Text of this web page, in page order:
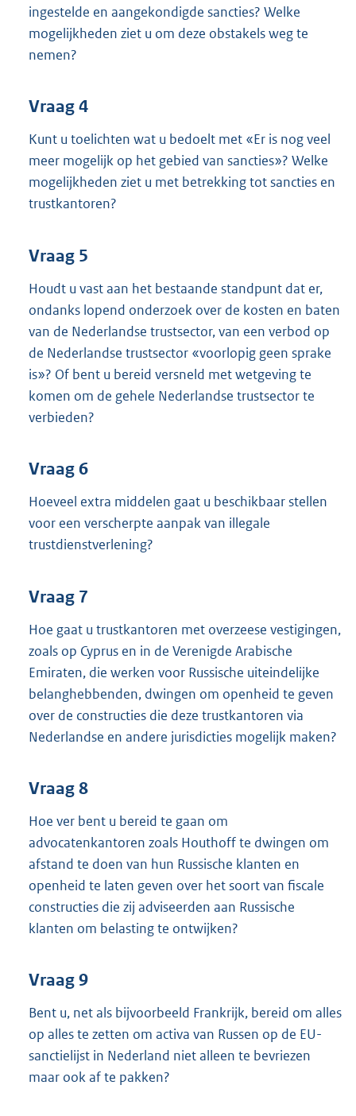
ingestelde en aangekondigde sancties? Welke
mogelijkheden ziet u om deze obstakels weg te
nemen?
Vraag 4
Kunt u toelichten wat u bedoelt met «Er is nog veel
meer mogelijk op het gebied van sancties»? Welke
mogelijkheden ziet u met betrekking tot sancties en
trustkantoren?
Vraag 5
Houdt u vast aan het bestaande standpunt dat er,
ondanks lopend onderzoek over de kosten en baten
van de Nederlandse trustsector, van een verbod op
de Nederlandse trustsector «voorlopig geen sprake
is»? Of bent u bereid versneld met wetgeving te
komen om de gehele Nederlandse trustsector te
verbieden?
Vraag 6
Hoeveel extra middelen gaat u beschikbaar stellen
voor een verscherpte aanpak van illegale
trustdienstverlening?
Vraag 7
Hoe gaat u trustkantoren met overzeese vestigingen,
zoals op Cyprus en in de Verenigde Arabische
Emiraten, die werken voor Russische uiteindelijke
belanghebbenden, dwingen om openheid te geven
over de constructies die deze trustkantoren via
Nederlandse en andere jurisdicties mogelijk maken?
Vraag 8
Hoe ver bent u bereid te gaan om
advocatenkantoren zoals Houthoff te dwingen om
afstand te doen van hun Russische klanten en
openheid te laten geven over het soort van fiscale
constructies die zij adviseerden aan Russische
klanten om belasting te ontwijken?
Vraag 9
Bent u, net als bijvoorbeeld Frankrijk, bereid om alles
op alles te zetten om activa van Russen op de EU-
sanctielijst in Nederland niet alleen te bevriezen
maar ook af te pakken?